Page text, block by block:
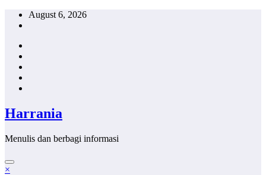
Skip
August 6, 2026
Harrania
Menulis dan berbagi informasi
×